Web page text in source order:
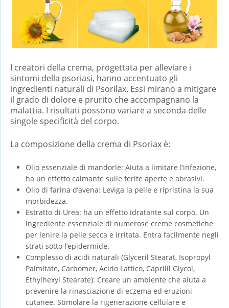
I creatori della crema, progettata per alleviare i
sintomi della psoriasi, hanno accentuato gli
ingredienti naturali di Psorilax. Essi mirano a mitigare
il grado di dolore e prurito che accompagnano la
malattia. I risultati possono variare a seconda delle
singole specificità del corpo.
La composizione della crema di Psoriax è:
Olio essenziale di mandorle: Aiuta a limitare l’infezione,
ha un effetto calmante sulle ferite aperte e abrasivi.
Olio di farina d’avena: Leviga la pelle e ripristina la sua
morbidezza.
Estratto di Urea: ha un effetto idratante sul corpo. Un
ingrediente essenziale di numerose creme cosmetiche
per lenire la pelle secca e irritata. Entra facilmente negli
strati sotto l’epidermide.
Complesso di acidi naturali (Glyceril Stearat, Isopropyl
Palmitate, Carbomer, Acido Lattico, Caprilil Glycol,
Ethylhexyl Stearate): Creare un ambiente che aiuta a
prevenire la rinasciazione di eczema ed eruzioni
cutanee. Stimolare la rigenerazione cellulare e